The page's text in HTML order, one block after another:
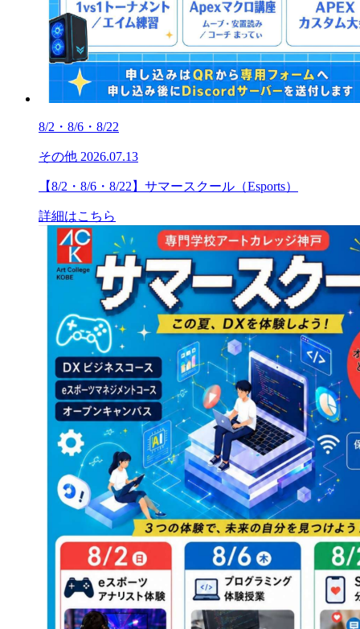
8/2・8/6・8/22
その他 2026.07.13
【8/2・8/6・8/22】サマースクール（Esports）
詳細はこちら